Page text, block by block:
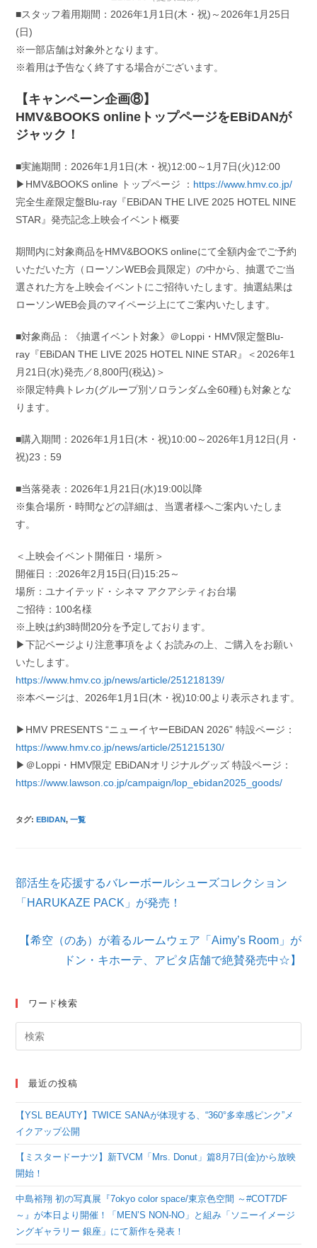
■スタッフ着用期間：2026年1月1日(木・祝)～2026年1月25日
(日)
※一部店舗は対象外となります。
※着用は予告なく終了する場合がございます。
【キャンペーン企画⑧】
HMV&BOOKS onlineトップページをEBiDANが
ジャック！
■実施期間：2026年1月1日(木・祝)12:00～1月7日(火)12:00
▶HMV&BOOKS online トップページ ： https://www.hmv.co.jp/
完全生産限定盤Blu-ray『EBiDAN THE LIVE 2025 HOTEL NINE
STAR』発売記念上映会イベント概要
期間内に対象商品をHMV&BOOKS onlineにて全額内金でご予約
いただいた方（ローソンWEB会員限定）の中から、抽選でご当
選された方を上映会イベントにご招待いたします。抽選結果は
ローソンWEB会員のマイページ上にてご案内いたします。
■対象商品：《抽選イベント対象》＠Loppi・HMV限定盤Blu-
ray『EBiDAN THE LIVE 2025 HOTEL NINE STAR』＜2026年1
月21日(水)発売／8,800円(税込)＞
※限定特典トレカ(グループ別ソロランダム全60種)も対象とな
ります。
■購入期間：2026年1月1日(木・祝)10:00～2026年1月12日(月・
祝)23：59
■当落発表：2026年1月21日(水)19:00以降
※集合場所・時間などの詳細は、当選者様へご案内いたしま
す。
＜上映会イベント開催日・場所＞
開催日：:2026年2月15日(日)15:25～
場所：ユナイテッド・シネマ アクアシティお台場
ご招待：100名様
※上映は約3時間20分を予定しております。
▶下記ページより注意事項をよくお読みの上、ご購入をお願い
いたします。
https://www.hmv.co.jp/news/article/251218139/
※本ページは、2026年1月1日(木・祝)10:00より表示されます。
▶HMV PRESENTS “ニューイヤーEBiDAN 2026” 特設ページ：
https://www.hmv.co.jp/news/article/251215130/
▶＠Loppi・HMV限定 EBiDANオリジナルグッズ 特設ページ：
https://www.lawson.co.jp/campaign/lop_ebidan2025_goods/
タグ: EBIDAN, 一覧
そ
の
他
部活生を応援するバレーボールシューズコレクション
「HARUKAZE PACK」が発売！
【希空（のあ）が着るルームウェア「Aimy’s Room」が
ドン・キホーテ、アピタ店舗で絶賛発売中☆】
ワード検索
最近の投稿
【YSL BEAUTY】TWICE SANAが体現する、“360°多幸感ピンク”メ
イクアップ公開
【ミスタードーナツ】新TVCM「Mrs. Donut」篇8月7日(金)から放映
開始！
中島裕翔 初の写真展『7okyo color space/東京色空間 ～#COT7DF
～』が本日より開催！「MEN’S NON-NO」と組み「ソニーイメージ
ングギャラリー 銀座」にて新作を発表！